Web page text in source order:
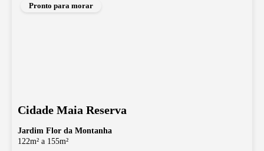
Pronto para morar
Cidade Maia Reserva
Jardim Flor da Montanha
122m² a 155m²